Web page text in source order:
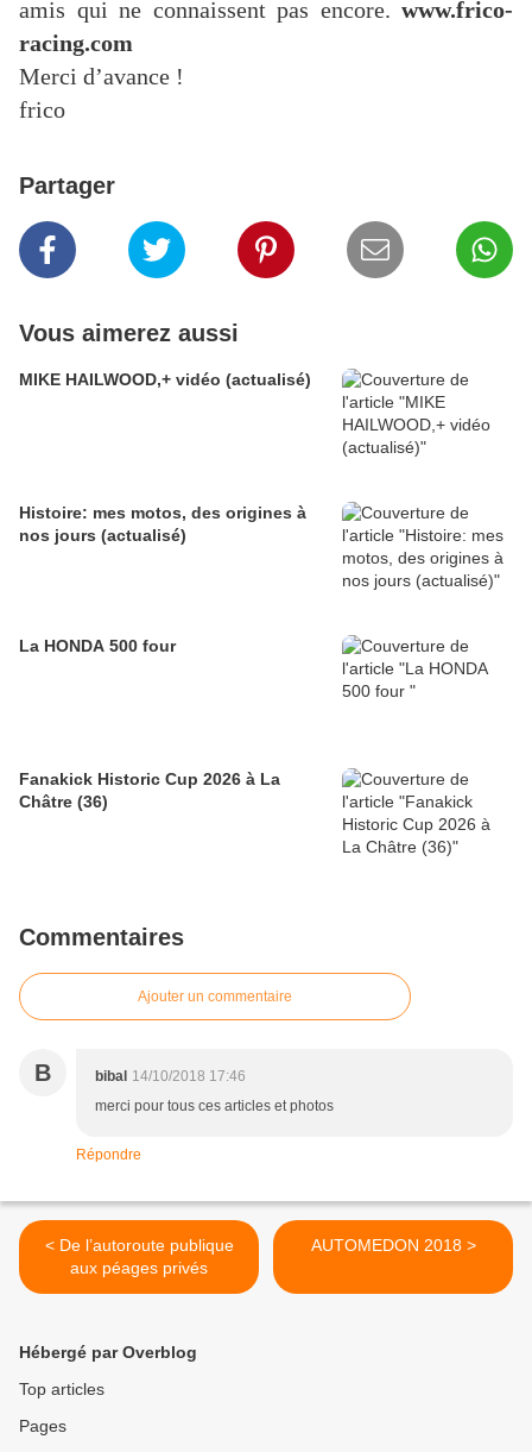
amis qui ne connaissent pas encore. www.frico-
racing.com
Merci d’avance !
frico
Partager
Vous aimerez aussi
MIKE HAILWOOD,+ vidéo (actualisé)
Histoire: mes motos, des origines à
nos jours (actualisé)
La HONDA 500 four
Fanakick Historic Cup 2026 à La
Châtre (36)
Commentaires
Ajouter un commentaire
B bibal 14/10/2018 17:46
merci pour tous ces articles et photos
Répondre
< De l’autoroute publique
aux péages privés
AUTOMEDON 2018 >
Hébergé par Overblog
Top articles
Pages